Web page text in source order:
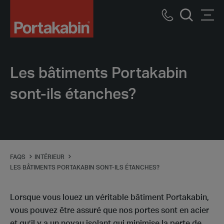
Call
Les bâtiments Portakabin
sont-ils étanches?
FAQS
INTÉRIEUR
LES BÂTIMENTS PORTAKABIN SONT-ILS ÉTANCHES?
Lorsque vous louez un véritable bâtiment Portakabin,
vous pouvez être assuré que nos portes sont en acier